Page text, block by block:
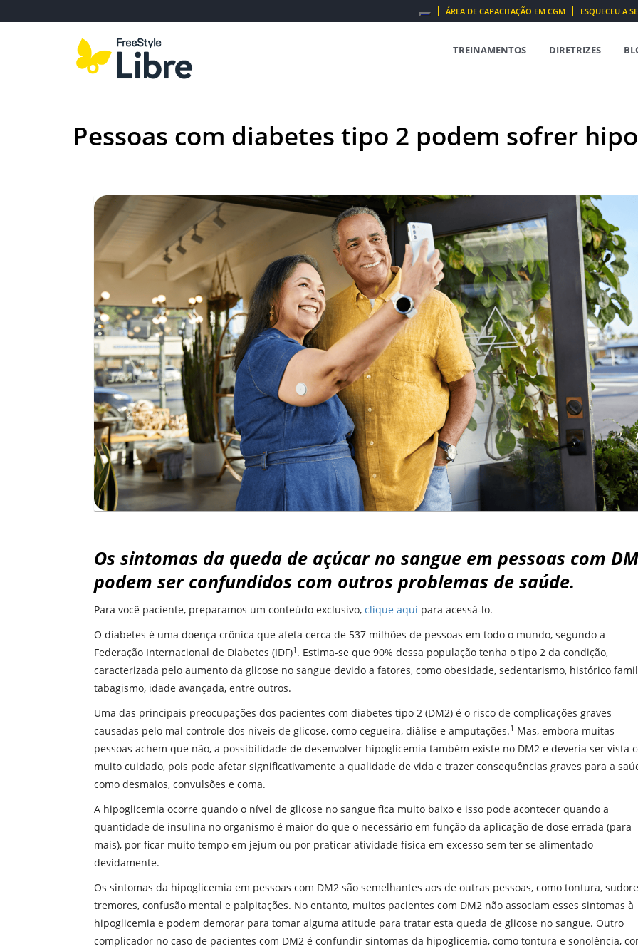
SEARCH ÁREA DE CAPACITAÇÃO EM CGM ESQUECEU A
TREINAMENTOS DIRETRIZES
Pessoas com diabetes tipo 2 podem sofrer
Os sintomas da queda de açúcar no sangue em pessoas com
podem ser confundidos com outros problemas de saúde.
Para você paciente, preparamos um conteúdo exclusivo, clique aqui para acessá-lo.
O diabetes é uma doença crônica que afeta cerca de 537 milhões de pessoas em todo o mundo, segundo a
Federação Internacional de Diabetes (IDF)1 . Estima-se que 90% dessa população tenha o tipo 2 da condição,
caracterizada pelo aumento da glicose no sangue devido a fatores, como obesidade, sedentarismo, histórico
tabagismo, idade avançada, entre outros.
Uma das principais preocupações dos pacientes com diabetes tipo 2 (DM2) é o risco de complicações graves
causadas pelo mal controle dos níveis de glicose, como cegueira, diálise e amputações.1 Mas, embora muitas
pessoas achem que não, a possibilidade de desenvolver hipoglicemia também existe no DM2 e deveria ser vista
muito cuidado, pois pode afetar significativamente a qualidade de vida e trazer consequências graves para a
como desmaios, convulsões e coma.
A hipoglicemia ocorre quando o nível de glicose no sangue fica muito baixo e isso pode acontecer quando a
quantidade de insulina no organismo é maior do que o necessário em função da aplicação de dose errada (para
mais), por ficar muito tempo em jejum ou por praticar atividade física em excesso sem ter se alimentado
devidamente.
Os sintomas da hipoglicemia em pessoas com DM2 são semelhantes aos de outras pessoas, como tontura,
tremores, confusão mental e palpitações. No entanto, muitos pacientes com DM2 não associam esses sintomas à
hipoglicemia e podem demorar para tomar alguma atitude para tratar esta queda de glicose no sangue. Outro
complicador no caso de pacientes com DM2 é confundir sintomas da hipoglicemia, como tontura e sonolência,